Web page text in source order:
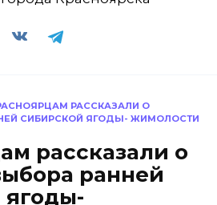
РАССКАЗАЛИ О
СИБИРСКОЙ ЯГОДЫ- ЖИМОЛОСТИ
рассказали о
ранней